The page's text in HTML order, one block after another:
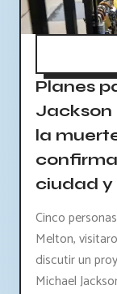
Planes
Jackson
la
ciudad
Cinco
Melton,
discutir un
Michael